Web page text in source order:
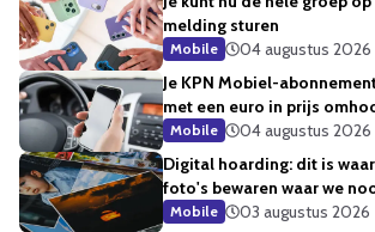
melding sturen
Mobile
04 augustus 2026
Je KPN Mobiel-
met een euro in prijs
Mobile
04 augustus 2026
Digital hoarding: dit is
foto's bewaren waar we
Mobile
03 augustus 2026